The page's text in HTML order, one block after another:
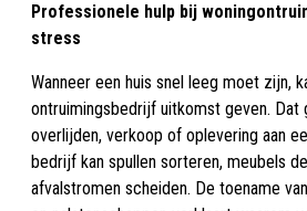
Professionele hulp bij
stress
Wanneer een huis snel leeg moet zijn,
ontruimingsbedrijf uitkomst geven. Dat
overlijden, verkoop of oplevering aan
bedrijf kan spullen sorteren, meubels
afvalstromen scheiden. De toename